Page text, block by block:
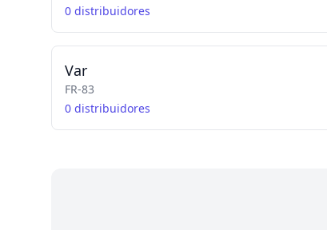
0 distribuidores
Var
FR-83
0 distribuidores